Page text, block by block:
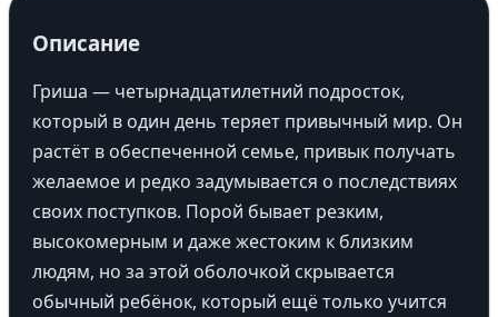
Описание
Гриша — четырнадцатилетний подросток,
который в один день теряет привычный мир. Он
растёт в обеспеченной семье, привык получать
желаемое и редко задумывается о последствиях
своих поступков. Порой бывает резким,
высокомерным и даже жестоким к близким
людям, но за этой оболочкой скрывается
обычный ребёнок, который ещё только учится